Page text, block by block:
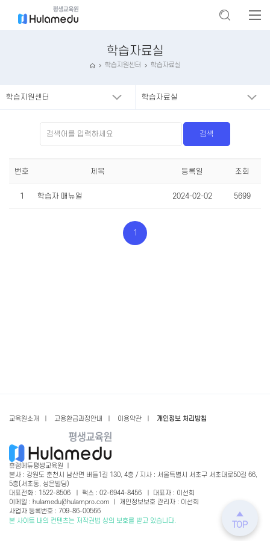
학습자료실
학습지원센터 학습자료실
학습지원센터 학습자료실
번호 제목 등록일 조회
1 학습자 매뉴얼 2024-02-02 5699
1
교육원소개 고용환급과정안내 이용약관 개인정보 처리방침
휴램에듀평생교육원 ㅣ
본사 : 강원도 춘천시 남산면 버들1길 130, 4층 / 지사 : 서울특별시 서초구 서초대로50길 66,
5층(서초동, 성은빌딩)
대표전화 : 1522-8506 ㅣ 팩스 : 02-6944-8456 ㅣ 대표자 : 이선희
이메일 : hulamedu@hulampro.com ㅣ 개인정보보호 관리자 : 이선희
사업자 등록번호 : 709-86-00566
본 사이트 내의 컨텐츠는 저작권법 상의 보호를 받고 있습니다.
TOP